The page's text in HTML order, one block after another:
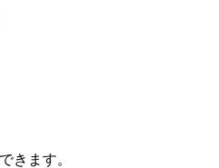
きます。